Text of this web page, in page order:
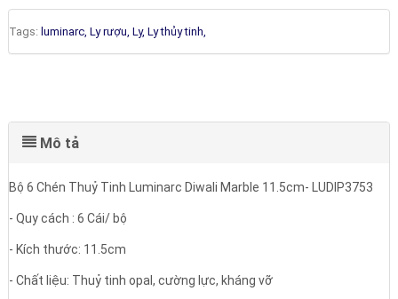
Tags: luminarc, Ly rượu, Ly, Ly thủy tinh,
Mô tả
Bộ 6 Chén Thuỷ Tinh Luminarc Diwali Marble 11.5cm- LUDIP3753
- Quy cách : 6 Cái/ bộ
- Kích thước: 11.5cm
- Chất liệu: Thuỷ tinh opal, cường lực, kháng vỡ